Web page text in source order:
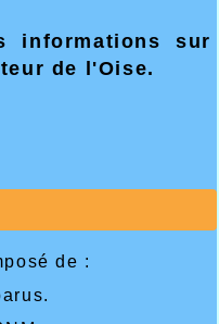
informations sur
de l'Oise.
de :